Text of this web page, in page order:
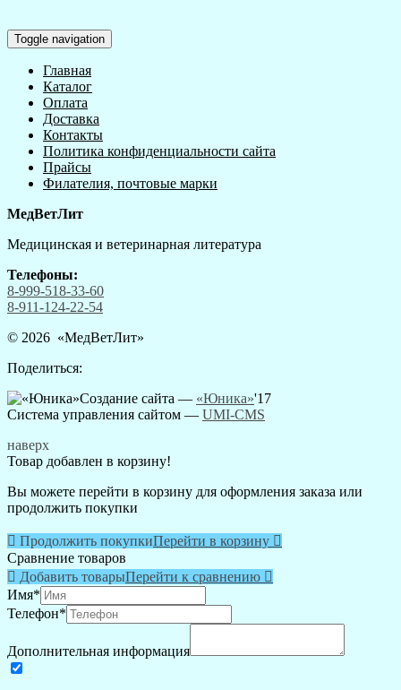
Toggle navigation
Главная
Каталог
Оплата
Доставка
Контакты
Политика конфиденциальности сайта
Прайсы
Филателия, почтовые марки
МедВетЛит
Медицинская и ветеринарная литература
Телефоны:
8-999-518-33-60
8-911-124-22-54
© 2026 «МедВетЛит»
Поделиться:
Создание сайта — «Юника»'17
Система управления сайтом — UMI-CMS
наверх
Товар добавлен в корзину!
Вы можете перейти в корзину для оформления заказа или
продолжить покупки
 Продолжить покупкиПерейти в корзину 
Сравнение товаров
 Добавить товарыПерейти к сравнению 
Имя*
Телефон*
Дополнительная информация